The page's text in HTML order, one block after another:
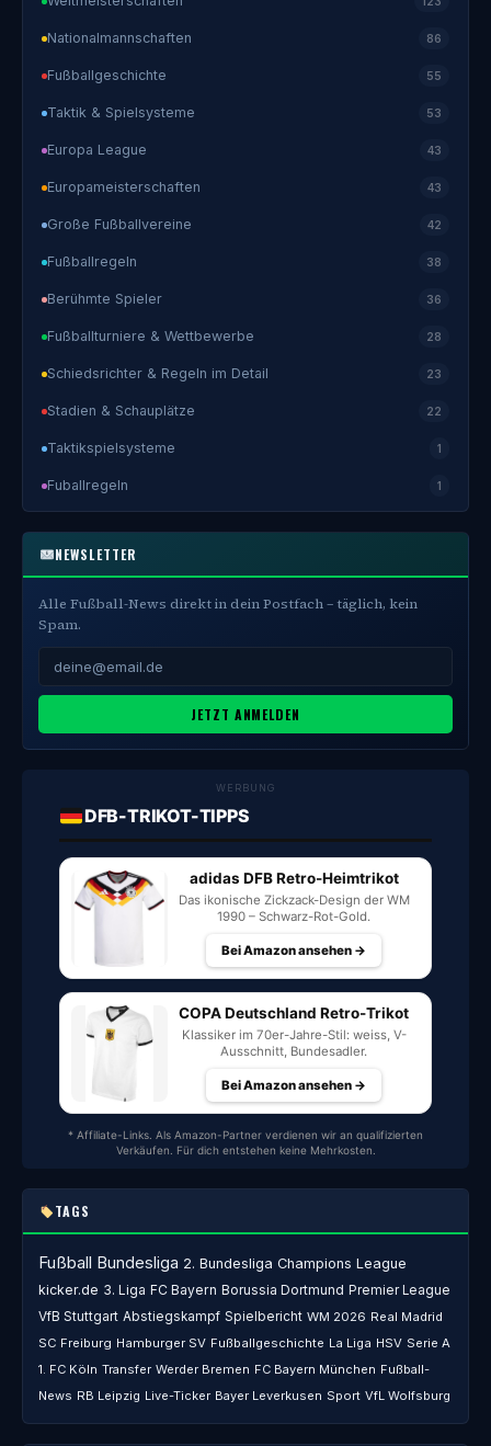
Nationalmannschaften 86
Fußballgeschichte 55
Taktik & Spielsysteme 53
Europa League 43
Europameisterschaften 43
Große Fußballvereine 42
Fußballregeln 38
Berühmte Spieler 36
Fußballturniere & Wettbewerbe 28
Schiedsrichter & Regeln im Detail 23
Stadien & Schauplätze 22
Taktikspielsysteme 1
Fuballregeln 1
NEWSLETTER
Alle Fußball-News direkt in dein Postfach – täglich, kein
Spam.
JETZT ANMELDEN
WERBUNG
DFB-TRIKOT-TIPPS
adidas DFB Retro-Heimtrikot
Das ikonische Zickzack-Design der WM
1990 – Schwarz-Rot-Gold.
Bei Amazon ansehen →
COPA Deutschland Retro-Trikot
Klassiker im 70er-Jahre-Stil: weiss, V-
Ausschnitt, Bundesadler.
Bei Amazon ansehen →
* Affiliate-Links. Als Amazon-Partner verdienen wir an qualifizierten
Verkäufen. Für dich entstehen keine Mehrkosten.
TAGS
Fußball Bundesliga 2. Bundesliga Champions League
kicker.de 3. Liga FC Bayern Borussia Dortmund Premier League
VfB Stuttgart Abstiegskampf Spielbericht WM 2026 Real Madrid
SC Freiburg Hamburger SV Fußballgeschichte La Liga HSV Serie A
1. FC Köln Transfer Werder Bremen FC Bayern München Fußball-
News RB Leipzig Live-Ticker Bayer Leverkusen Sport VfL Wolfsburg